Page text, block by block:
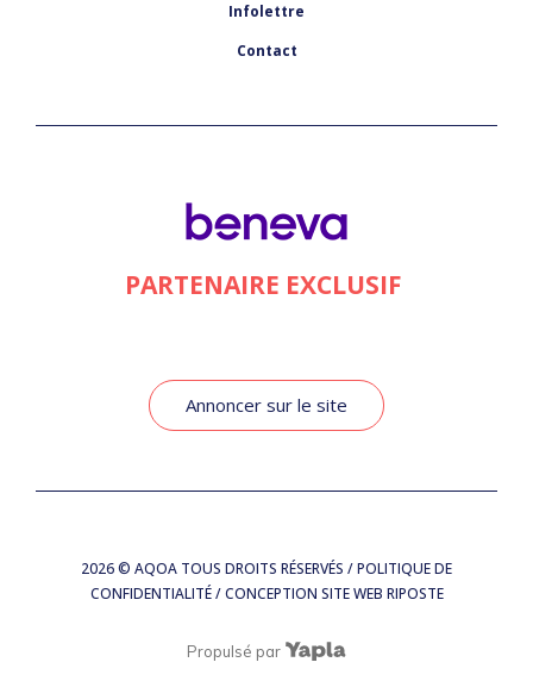
Infolettre
Contact
PARTENAIRE EXCLUSIF
Annoncer sur le site
2026© AQOA TOUS DROITS RÉSERVÉS /POLITIQUE DE
CONFIDENTIALITÉ/ CONCEPTION SITE WEB RIPOSTE
Propulsé par